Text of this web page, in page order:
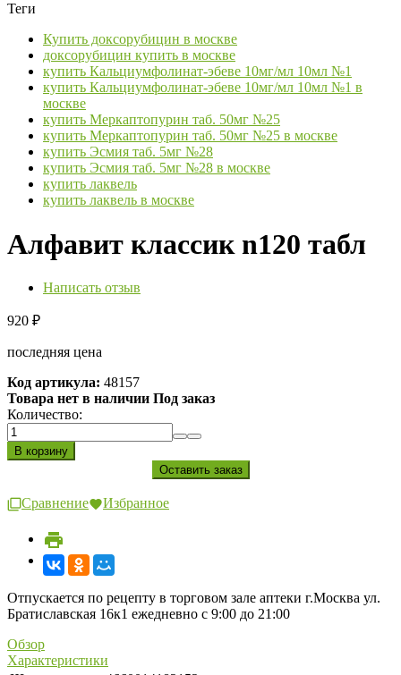
Теги
Купить доксорубицин в москве
доксорубицин купить в москве
купить Кальциумфолинат-эбеве 10мг/мл 10мл №1
купить Кальциумфолинат-эбеве 10мг/мл 10мл №1 в
москве
купить Меркаптопурин таб. 50мг №25
купить Меркаптопурин таб. 50мг №25 в москве
купить Эсмия таб. 5мг №28
купить Эсмия таб. 5мг №28 в москве
купить лаквель
купить лаквель в москве
Алфавит классик n120 табл
Написать отзыв
920 ₽
последняя цена
Код артикула: 48157
Товара нет в наличии Под заказ
Количество:
Сравнение Избранное
Отпускается по рецепту в торговом зале аптеки г.Москва ул.
Братиславская 16к1 ежедневно с 9:00 до 21:00
Обзор
Характеристики